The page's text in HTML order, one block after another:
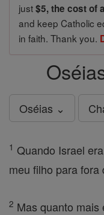
just$5, the cost of
and keep Catholic
in faith. Thank you.
Oséias ⌄
1 Quando Israel
meu filho para fora
2 Mas quanto mais